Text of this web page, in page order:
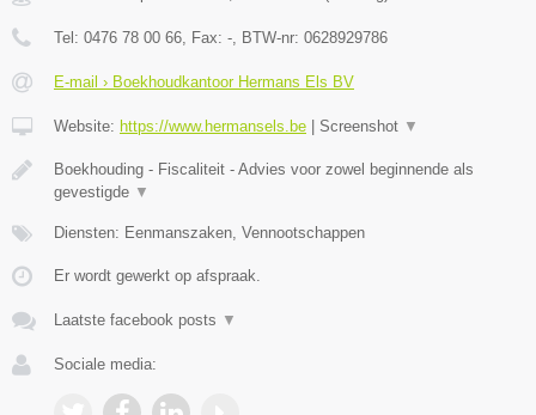
Tel: 0476 78 00 66, Fax: -, BTW-nr: 0628929786
E-mail › Boekhoudkantoor Hermans Els BV
Website: https://www.hermansels.be Screenshot ▼
Boekhouding - Fiscaliteit - Advies voor zowel beginnende als
gevestigde ▼
Diensten: Eenmanszaken, Vennootschappen
Er wordt gewerkt op afspraak.
Laatste facebook posts ▼
Sociale media: